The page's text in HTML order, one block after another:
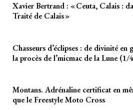
Xavier Bertrand : « Ceuta, Calais :
Traité de Calais »
Chasseurs d’éclipses : de divinité en
la procès de l’micmac de la Lune (1/
Montans. Adrénaline certificat en
que le Freestyle Moto Cross